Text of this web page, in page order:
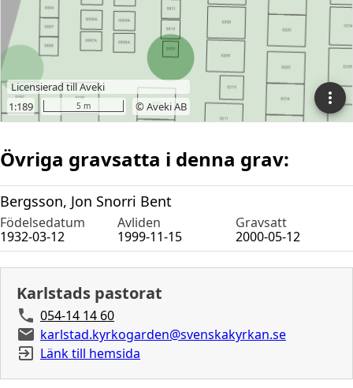
Övriga gravsatta i denna grav:
Bergsson, Jon Snorri Bent
Födelsedatum Avliden
Gravsatt
1932-03-12
1999-11-15 2000-05-12
Karlstads pastorat
054-14 14 60
karlstad.kyrkogarden@svenskakyrkan.se
Länk till hemsida